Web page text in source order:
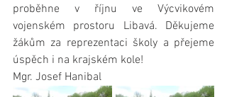
proběhne v říjnu ve Výcvikovém
vojenském prostoru Libavá. Děkujeme
žákům za reprezentaci školy a přejeme
úspěch i na krajském kole!
Mgr. Josef Hanibal